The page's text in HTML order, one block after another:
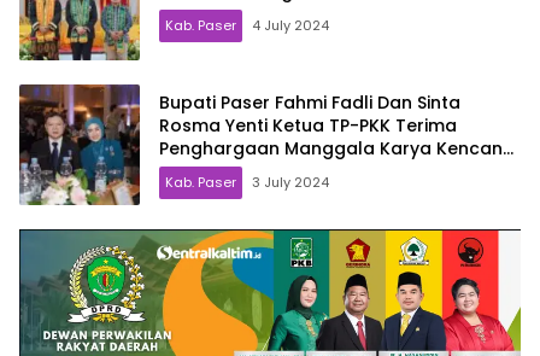
Kab. Paser 4 July 2024
Bupati Paser Fahmi Fadli Dan Sinta
Rosma Yenti Ketua TP-PKK Terima
Penghargaan Manggala Karya Kencana
dari BKKBN RI
Kab. Paser 3 July 2024